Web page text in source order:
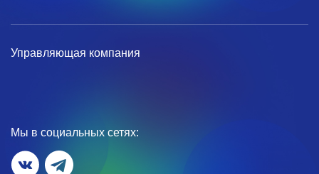
Управляющая компания
Мы в социальных сетях: